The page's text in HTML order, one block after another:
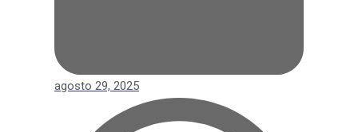
agosto 29, 2025